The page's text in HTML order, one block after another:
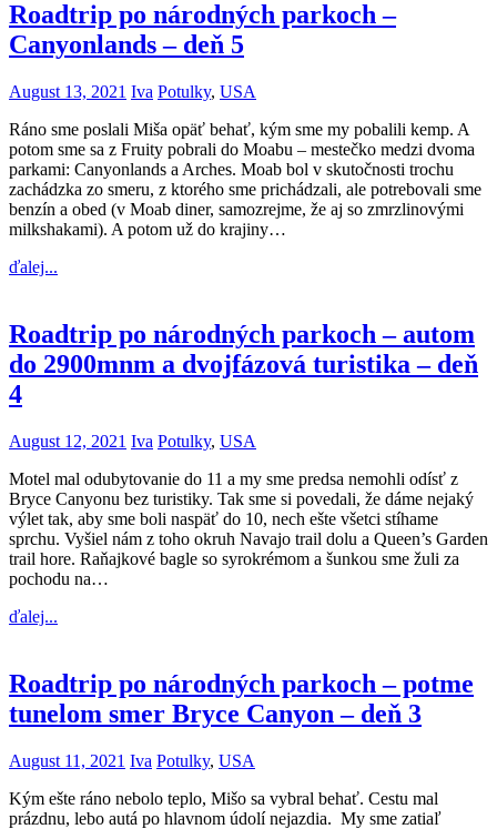
Roadtrip po národných parkoch –
Canyonlands – deň 5
August 13, 2021 Iva Potulky, USA
Ráno sme poslali Miša opäť behať, kým sme my pobalili kemp. A
potom sme sa z Fruity pobrali do Moabu – mestečko medzi dvoma
parkami: Canyonlands a Arches. Moab bol v skutočnosti trochu
zachádzka zo smeru, z ktorého sme prichádzali, ale potrebovali sme
benzín a obed (v Moab diner, samozrejme, že aj so zmrzlinovými
milkshakami). A potom už do krajiny…
ďalej...
Roadtrip po národných parkoch – autom
do 2900mnm a dvojfázová turistika – deň
4
August 12, 2021 Iva Potulky, USA
Motel mal odubytovanie do 11 a my sme predsa nemohli odísť z
Bryce Canyonu bez turistiky. Tak sme si povedali, že dáme nejaký
výlet tak, aby sme boli naspäť do 10, nech ešte všetci stíhame
sprchu. Vyšiel nám z toho okruh Navajo trail dolu a Queen’s Garden
trail hore. Raňajkové bagle so syrokrémom a šunkou sme žuli za
pochodu na…
ďalej...
Roadtrip po národných parkoch – potme
tunelom smer Bryce Canyon – deň 3
August 11, 2021 Iva Potulky, USA
Kým ešte ráno nebolo teplo, Mišo sa vybral behať. Cestu mal
prázdnu, lebo autá po hlavnom údolí nejazdia. My sme zatiaľ